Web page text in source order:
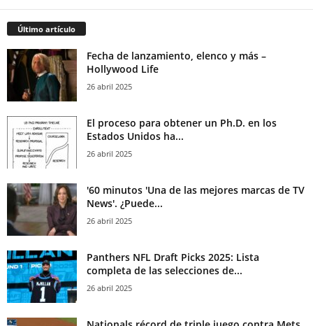
Último artículo
Fecha de lanzamiento, elenco y más –
Hollywood Life
26 abril 2025
El proceso para obtener un Ph.D. en los
Estados Unidos ha...
26 abril 2025
'60 minutos 'Una de las mejores marcas de TV
News'. ¿Puede...
26 abril 2025
Panthers NFL Draft Picks 2025: Lista
completa de las selecciones de...
26 abril 2025